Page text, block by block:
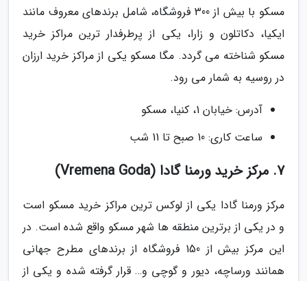
مسکو با بیش از 300 فروشگاه، شامل برندهای معروف مانند
ایکیا، دکاتلون و زارا، یکی از پرطرفدار ترین مراکز خرید
مسکو شناخته می گردد. مگا مسکو یکی از مراکز خرید ارزان
در روسیه به شمار می رود.
آدرس: خیابان 1، کنیا، مسکو
ساعت کاری: 10 صبح تا 11 شب
7. مرکز خرید ورمنا گادا (Vremena Goda)
مرکز ورمنا گادا یکی از لوکس ترین مراکز خرید مسکو است
و در یکی از برترین منطقه ها شهر مسکو واقع شده است. در
این مرکز بیش از 150 فروشگاه از برندهای مطرح جهانی
همانند ورساچه، دیور و گوچی و… قرار گرفته شده و یکی از